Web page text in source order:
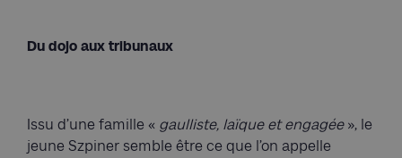
Du dojo aux tribunaux
Issu d’une famille « gaulliste, laïque et engagée», le
jeune Szpiner semble être ce que l’on appelle